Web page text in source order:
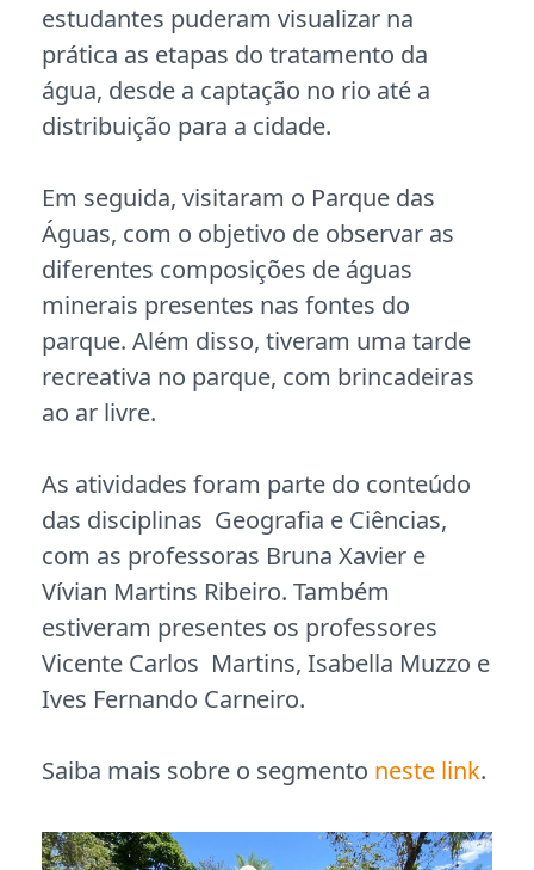
estudantes puderam visualizar na
prática as etapas do tratamento da
água, desde a captação no rio até a
distribuição para a cidade.
Em seguida, visitaram o Parque das
Águas, com o objetivo de observar as
diferentes composições de águas
minerais presentes nas fontes do
parque. Além disso, tiveram uma tarde
recreativa no parque, com brincadeiras
ao ar livre.
As atividades foram parte do conteúdo
das disciplinas Geografia e Ciências,
com as professoras Bruna Xavier e
Vívian Martins Ribeiro. Também
estiveram presentes os professores
Vicente Carlos Martins, Isabella Muzzo e
Ives Fernando Carneiro.
Saiba mais sobre o segmento neste link.